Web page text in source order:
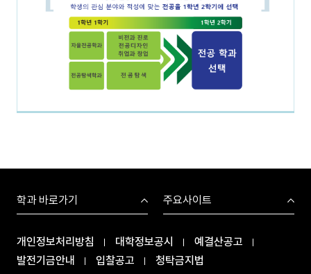
개인정보처리방침 대학정보공시
예결산공고
발전기금안내
입찰공고 청탁금지법
학과 바로가기 주요사이트